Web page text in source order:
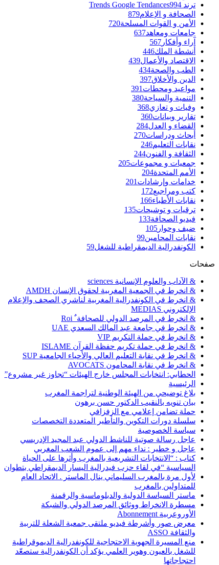
ترند Trends Google Tendances 994
الصحافة و الإعلام879
الأمن و القوات المسلحة720
جامعات ومعاهد637
آراء وأفكار 567
أنشطة الملك446
الاقتصاد والأعمال439
الطب والصحة434
الدين والأخلاق397
مواعيد ومحطات 391
التنمية والسياحة380
وفيات و تعازي368
تقارير وبيانات360
القضاء و العدل284
أبحاث ودراسات270
نقابات التعليم246
الثقافة و الفنون244
جمعيات و مجموعات205
الأمم المتحدة204
خدامات وإرشادات 201
كتب ومراجيع172
نقابات الأطباء166
ترقيات و توشيحات135
فيديو الصحافة133
ضيف وحوار 105
نقابات المحامين99
الكونفدرالية الديمقراطية للشغل59
صفحات
& الآداب والعلوم الإنسانية sciences
& انخرط في الجمعية المغربية لحقوق الإنسان AMDH
& انخرط في الكونفدرالية المغربية لناشري الصحف والإعلام
الإلكتروني MEDIAS
& انخرط في المرصد الدولي للصحافة ٌ Roi
& انخرط في جامعة عبد المالك السعدي UAE
& انخرط في حملة التكريم VIP
& انخرط في حملة تكريم حفظة القرآن ISLAME
& انخرط في نقابة التعليم العالي والأحياء الجامعية SUP
& انخرط في نقابة المحامون AVOCATS
الحطابي: انتخابات المجلس خارج الهيئات “تجاوز غير مشروع”
الرئيسية
بلاغ توضيحي من الهيئة الوطنية لتراجمة المغرب
بيان تنويه بالنقيب الدكتور حسن برهون
حملة تضامن إعلامي مع الزفزافي
سلسلة دورات التكوين والتأطير المتعددة التخصصات
سياسة الخصوصية
عاجل رسالة صوتية للناشط الدولي عبد المجيد الإدريسي
عاجل و خطير : نداء مهم إلى عموم الشعب المغربي
كتاب : “الانتخابات التشريعية بالمغرب وأثرها على الحياة
السياسية “في لقاء حزب فيدرالية اليسار الديمقراطي بتطوان
لأول مرة بالمغرب السليماني ينال الماستر . الاتحاد العام
للمتداولين بالمغرب
ماستر السياسة الدولية والدبلوماسية والرقمنة
مسطرة الانخراط ووثائق المرصد الدولي والشبكة
الأوروعربية Abonnement
معرض صور وأشرطة فيديو ملتقى جمعية الشعلة للتربية
والثقافة ASSO
منع المسيرة الجهوية الاحتجاجية للكونفدرالية الديموقراطية
للشغل بالعيون وهوير العلمي يؤكد أن الكونفدرالية ستصعّد
احتجاجاتها